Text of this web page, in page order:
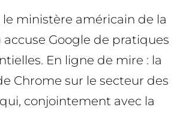
le ministère américain de la
accuse Google de pratiques
En ligne de mire : la
Chrome sur le secteur des
conjointement avec la